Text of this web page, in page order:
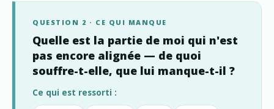
QUESTION 2 · CE QUI MANQUE
Quelle est la partie de moi qui n'est
pas encore alignée — de quoi
souffre-t-elle, que lui manque-t-il ?
Ce qui est ressorti :